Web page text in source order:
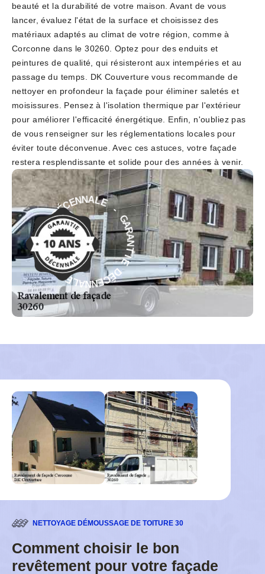
beauté et la durabilité de votre maison. Avant de vous
lancer, évaluez l'état de la surface et choisissez des
matériaux adaptés au climat de votre région, comme à
Corconne dans le 30260. Optez pour des enduits et
peintures de qualité, qui résisteront aux intempéries et au
passage du temps. DK Couverture vous recommande de
nettoyer en profondeur la façade pour éliminer saletés et
moisissures. Pensez à l'isolation thermique par l'extérieur
pour améliorer l'efficacité énergétique. Enfin, n'oubliez pas
de vous renseigner sur les réglementations locales pour
éviter toute déconvenue. Avec ces astuces, votre façade
restera resplendissante et solide pour des années à venir.
G
A
R
A
N
T
I
E
D
É
C
E
NNALE - GAR
A
N
T
I
E
D
É
C
E
N
N
A
L
E
-
NETTOYAGE DÉMOUSSAGE DE TOITURE 30
Comment choisir le bon
revêtement pour votre façade